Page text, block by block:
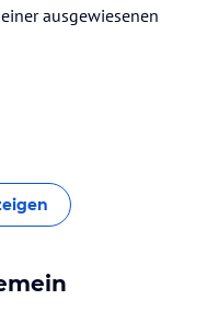
ausgewiesenen